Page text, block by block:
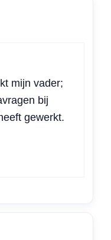
mijn vader;
bij
gewerkt.